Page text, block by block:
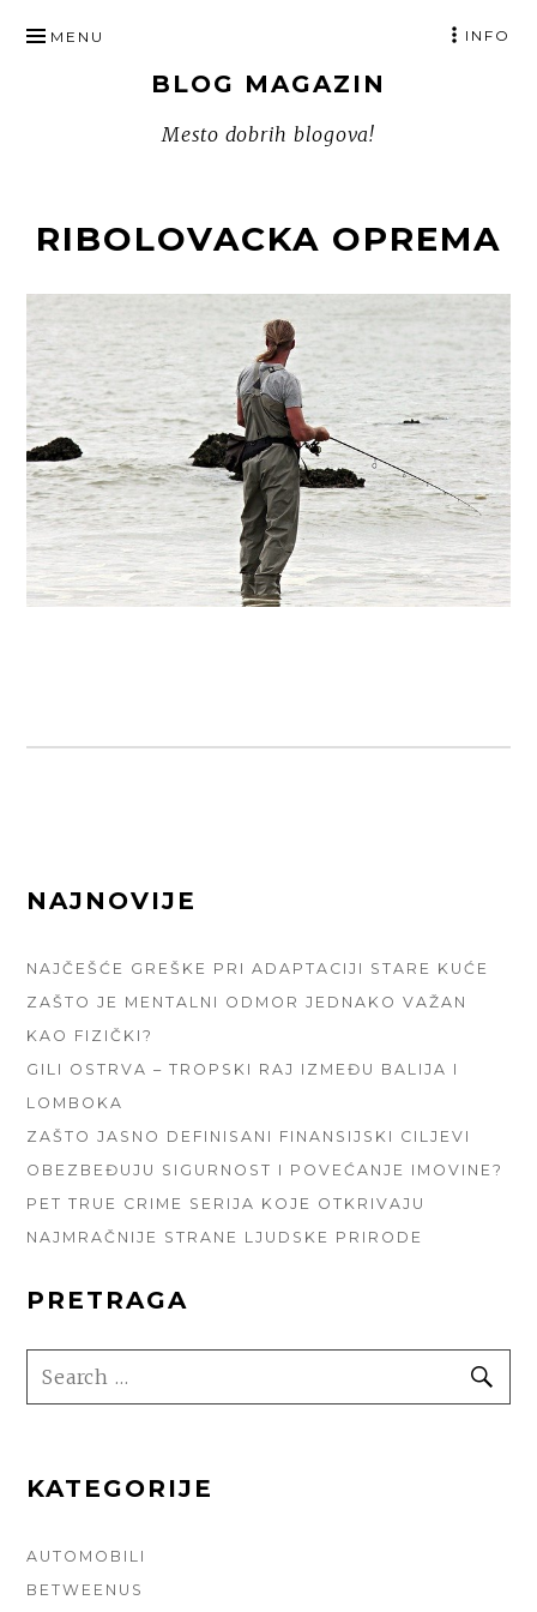
TO
BLOG MAGAZIN
Mesto dobrih blogova!
MENU INFO
RIBOLOVACKA OPREMA
FOOTER
NAJNOVIJE
NAJČEŠĆE GREŠKE PRI ADAPTACIJI STARE KUĆE
ZAŠTO JE MENTALNI ODMOR JEDNAKO VAŽAN
KAO FIZIČKI?
GILI OSTRVA – TROPSKI RAJ IZMEĐU BALIJA I
LOMBOKA
ZAŠTO JASNO DEFINISANI FINANSIJSKI CILJEVI
OBEZBEĐUJU SIGURNOST I POVEĆANJE IMOVINE?
PET TRUE CRIME SERIJA KOJE OTKRIVAJU
NAJMRAČNIJE STRANE LJUDSKE PRIRODE
PRETRAGA
SEARCH
FOR:
KATEGORIJE
AUTOMOBILI
BETWEENUS